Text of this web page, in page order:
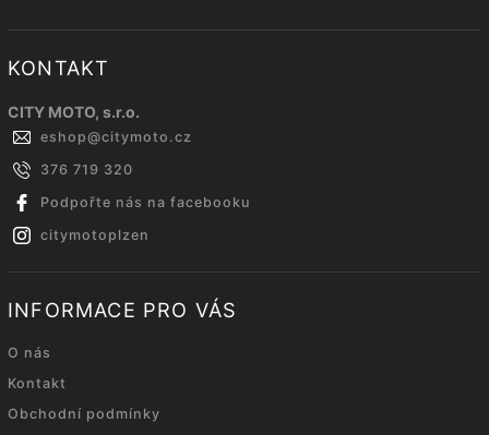
KONTAKT
CITY MOTO, s.r.o.
eshop@citymoto.cz
376 719 320
Podpořte nás na facebooku
citymotoplzen
INFORMACE PRO VÁS
O nás
Kontakt
Obchodní podmínky